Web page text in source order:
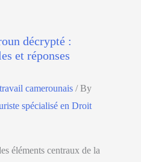
décrypté :
et réponses
camerounais / By
spécialisé en Droit
éléments centraux de la